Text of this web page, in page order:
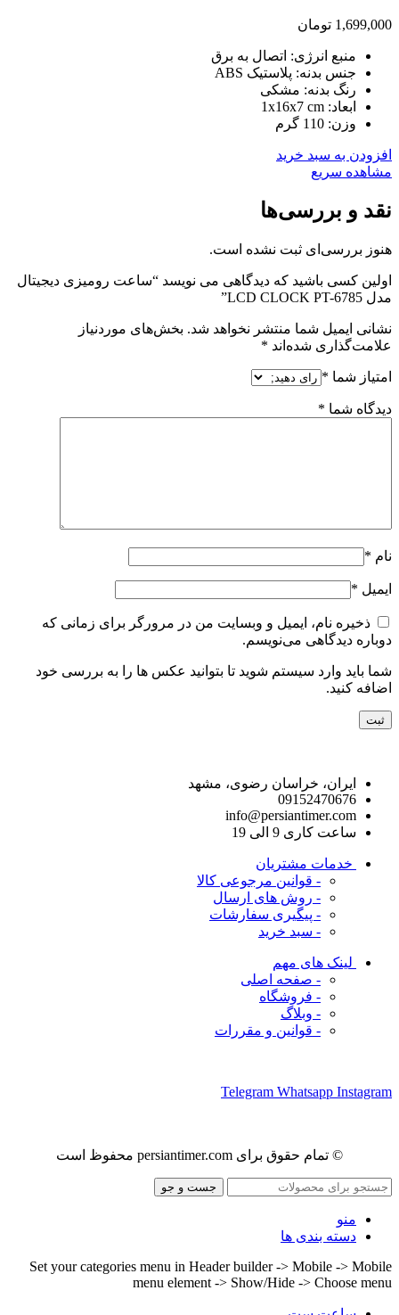
1,699,000 تومان
منبع انرژی: اتصال به برق
جنس بدنه: پلاستیک ABS
رنگ بدنه: مشکی
ابعاد: 1x16x7 cm
وزن: 110 گرم
افزودن به سبد خرید
مشاهده سریع
نقد و بررسی‌ها
هنوز بررسی‌ای ثبت نشده است.
اولین کسی باشید که دیدگاهی می نویسد “ساعت رومیزی دیجیتال
مدل LCD CLOCK PT-6785”
نشانی ایمیل شما منتشر نخواهد شد. بخش‌های موردنیاز
علامت‌گذاری شده‌اند *
امتیاز شما *
دیدگاه شما *
نام *
ایمیل *
ذخیره نام، ایمیل و وبسایت من در مرورگر برای زمانی که
دوباره دیدگاهی می‌نویسم.
شما باید وارد سیستم شوید تا بتوانید عکس ها را به بررسی خود
اضافه کنید.
ایران، خراسان رضوی، مشهد
09152470676
info@persiantimer.com
ساعت کاری 9 الی 19
خدمات مشتریان
- قوانین مرجوعی کالا
- روش های ارسال
- پیگیری سفارشات
- سبد خرید
لینک های مهم
- صفحه اصلی
- فروشگاه
- وبلاگ
- قوانین و مقررات
Telegram Whatsapp Instagram
© تمام حقوق برای persiantimer.com محفوظ است
جست و جو
منو
دسته بندی ها
Set your categories menu in Header builder -> Mobile -> Mobile
menu element -> Show/Hide -> Choose menu